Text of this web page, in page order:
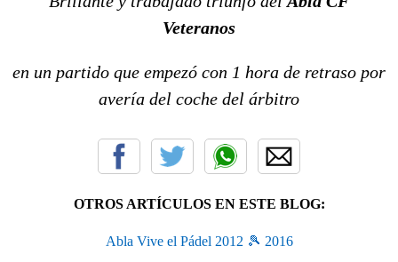
Veteranos
en un partido que empezó con 1 hora de retraso por
avería del coche del árbitro
OTROS ARTÍCULOS EN ESTE BLOG:
Abla Vive el Pádel 2012 🎾 2016